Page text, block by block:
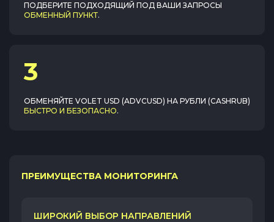
ПОДБЕРИТЕ ПОДХОДЯЩИЙ ПОД ВАШИ ЗАПРОСЫ
ОБМЕННЫЙ ПУНКТ.
3
ОБМЕНЯЙТЕ VOLET USD (ADVCUSD) НА РУБЛИ (CASHRUB)
БЫСТРО И БЕЗОПАСНО.
ПРЕИМУЩЕСТВА МОНИТОРИНГА
ШИРОКИЙ ВЫБОР НАПРАВЛЕНИЙ